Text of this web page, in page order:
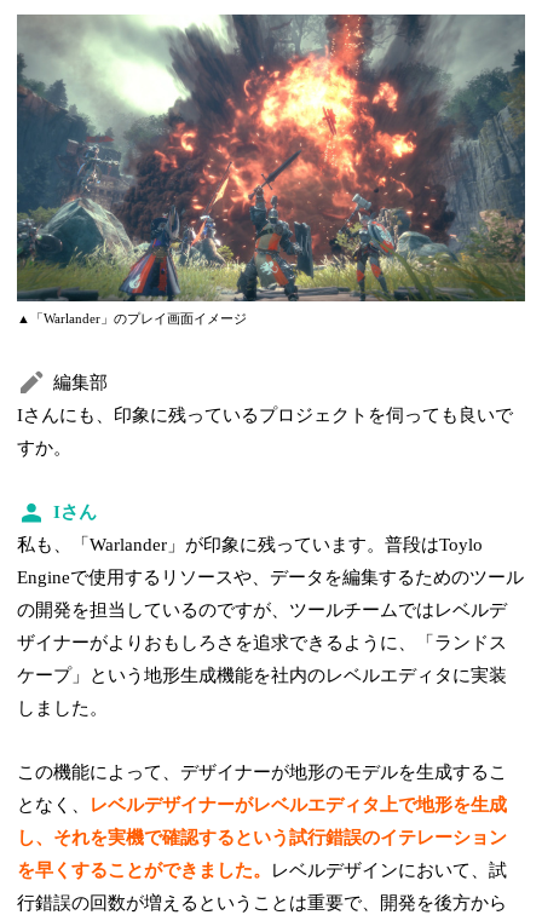
▲「Warlander」のプレイ画面イメージ
編集部
Iさんにも、印象に残っているプロジェクトを伺っても良いで
すか。
Iさん
私も、「Warlander」が印象に残っています。普段はToylo
Engineで使用するリソースや、データを編集するためのツール
の開発を担当しているのですが、ツールチームではレベルデ
ザイナーがよりおもしろさを追求できるように、「ランドス
ケープ」という地形生成機能を社内のレベルエディタに実装
しました。
この機能によって、デザイナーが地形のモデルを生成するこ
となく、
レベルデザイナーがレベルエディタ上で地形を生成
し、それを実機で確認するという試行錯誤のイテレーション
を早くすることができました。
レベルデザインにおいて、試
行錯誤の回数が増えるということは重要で、開発を後方から